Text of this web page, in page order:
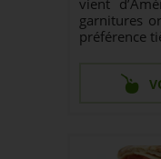
vient
garnitures
préférence